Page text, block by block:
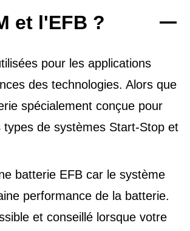
et l'EFB ?
pour les applications
des technologies. Alors que
spécialement conçue pour
types de systèmes Start-Stop et
batterie EFB car le système
performance de la batterie.
et conseillé lorsque votre